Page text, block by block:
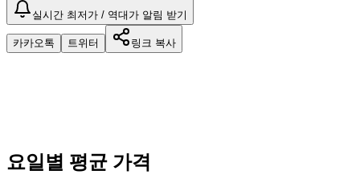
실시간 최저가 / 역대가 알림 받기
카카오톡 트위터 링크 복사
요일별 평균 가격